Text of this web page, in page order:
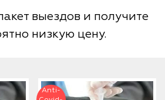
выездов и получите
низкую цену.